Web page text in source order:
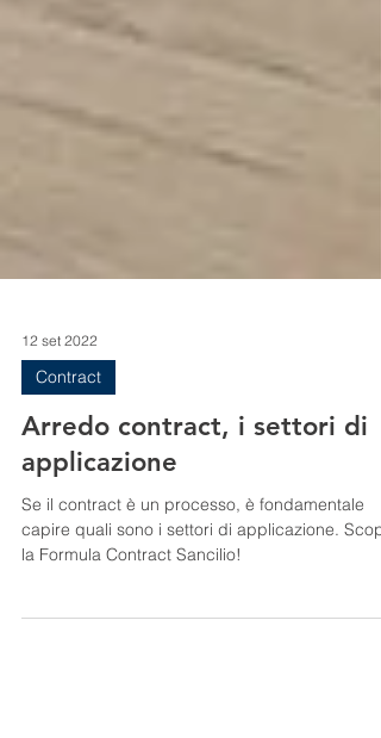
12 set 2022
Contract
Arredo contract, i settori di
applicazione
Se il contract è un processo, è fondamentale